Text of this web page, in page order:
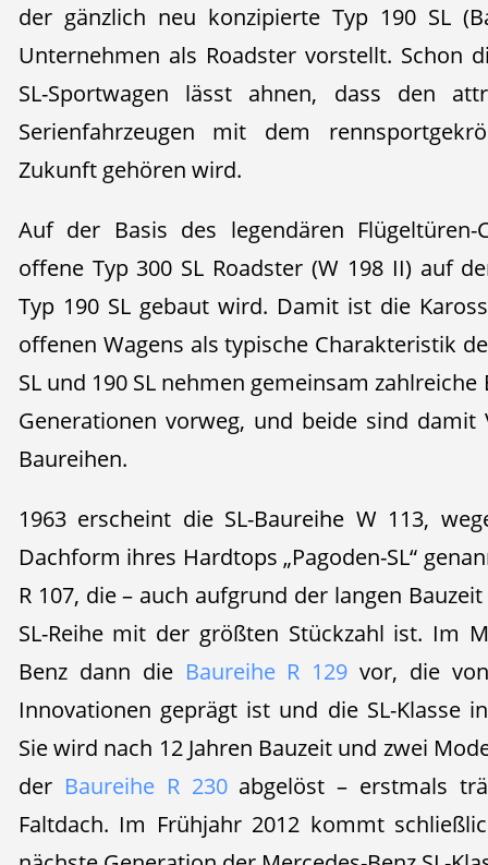
der gänzlich neu konzipierte Typ 190 SL
Unternehmen als Roadster vorstellt. Schon
SL-Sportwagen lässt ahnen, dass den
Serienfahrzeugen mit dem
Zukunft gehören wird.
Auf der Basis des legendären
offene Typ 300 SL Roadster (W 198 II) auf
Typ 190 SL gebaut wird. Damit ist die
offenen Wagens als typische Charakteristik
SL und 190 SL nehmen gemeinsam
Generationen vorweg, und beide sind damit
Baureihen.
1963 erscheint die SL-Baureihe W 113,
Dachform ihres Hardtops „Pagoden-SL“
R 107, die – auch aufgrund der langen
SL-Reihe mit der größten Stückzahl ist. Im
Benz dann die Baureihe R 129 vor, die
Innovationen geprägt ist und die SL-Klasse
Sie wird nach 12 Jahren Bauzeit und zwei
der Baureihe R 230abgelöst – erstmals
Faltdach. Im Frühjahr 2012 kommt